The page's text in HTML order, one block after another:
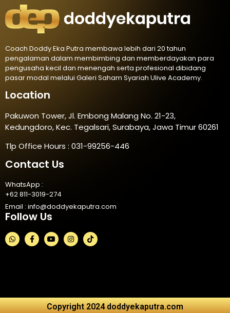
Coach Doddy Eka Putra membawa lebih dari 20 tahun
pengalaman dalam membimbing dan memberdayakan para
pengusaha kecil dan menengah serta profesional dibidang
pasar modal melalui Galeri Saham Syariah Ulive Academy.
Location
Pakuwon Tower, Jl. Embong Malang No. 21-23,
Kedungdoro, Kec. Tegalsari, Surabaya, Jawa Timur 60261
Tlp Office Hours : 031-99256-446
Contact Us
WhatsApp :
+62 811-3019-274
Email : info@doddyekaputra.com
Follow Us
Copyright 2024 doddyekaputra.com